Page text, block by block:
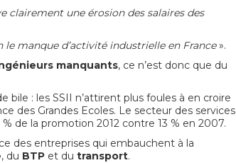
clairement une érosion des salaires des
le manque d’activité industrielle en France».
manquants, ce n’est donc que du
bile : les SSII n’attirent plus foules à en croire
des Grandes Ecoles. Le secteur des services
de la promotion 2012 contre 13 % en 2007.
des entreprises qui embauchent à la
, du BTPet du transport.